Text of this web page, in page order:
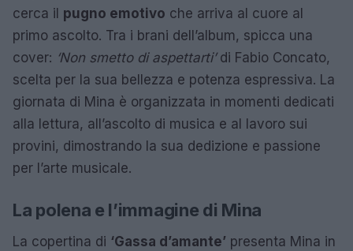
cerca il pugno emotivo che arriva al cuore al
primo ascolto. Tra i brani dell’album, spicca una
cover: ‘Non smetto di aspettarti’di Fabio Concato,
scelta per la sua bellezza e potenza espressiva. La
giornata di Mina è organizzata in momenti dedicati
alla lettura, all’ascolto di musica e al lavoro sui
provini, dimostrando la sua dedizione e passione
per l’arte musicale.
La polena e l’immagine di Mina
La copertina di ‘Gassa d’amante’ presenta Mina in